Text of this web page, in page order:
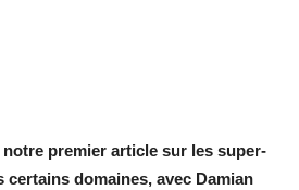
notre premier article sur les super-
certains domaines, avec Damian